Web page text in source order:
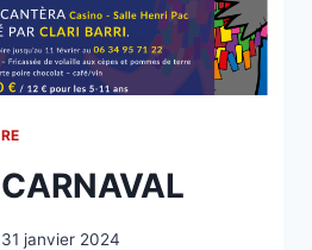
31 janvier 2024